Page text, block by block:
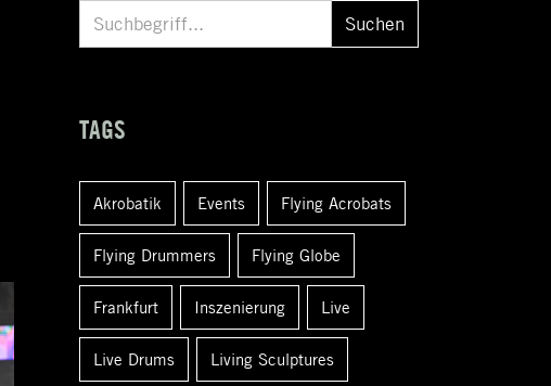
u
n
h
Suchen
TAGS
Akrobatik Events Flying Acrobats
Flying Drummers Flying Globe
Frankfurt Inszenierung Live
Live Drums Living Sculptures